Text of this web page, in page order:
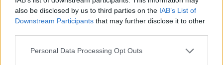
also be disclosed by us to third parties on the IAB’s List of
Downstream Participants that may further disclose it to other
Personal Data Processing Opt Outs
Agnieszka Miastowska
Obserwuj